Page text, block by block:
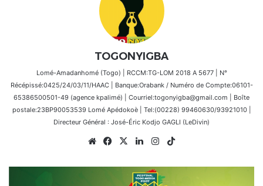
TOGONYIGBA
Lomé-Amadanhomé (Togo) | RCCM:TG-LOM 2018 A 5677 | N°
Récépissé:0425/24/03/11/HAAC | Banque:Orabank / Numéro de Compte:06101-
65386500501-49 (agence kpalimé) | Courriel:togonyigba@gmail.com | Boîte
postale:23BP90053539 Lomé Apédokoè | Tel:(00228) 99460630/93921010 |
Directeur Général : José-Éric Kodjo GAGLI (LeDivin)
WebsiteFacebook
X LinkedinInstagram